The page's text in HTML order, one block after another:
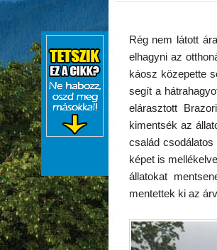
Rég nem látott
elhagyni az
káosz közepette
segít a
elárasztott
kimentsék az
család
képet is
állatokat
mentettek ki az